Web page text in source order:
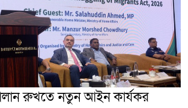
রুখতে নতুন আইন কার্যকর